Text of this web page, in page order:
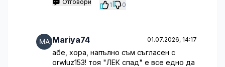
Отговори 1 0
Mariya74 01.07.2026, 14:17
абе, хора, напълно съм съгласен с
orwluz153! тоя "ЛЕК спад" е все едно да